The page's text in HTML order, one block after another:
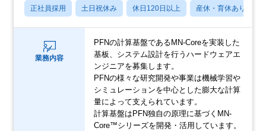
正社員採用 土日祝休み 休日120日以上 産休・育休あり
業務内容
PFNの計算基盤であるMN-Coreを実装した
基板、システム設計を行うハードウェアエ
ンジニアを募集します。
PFNの様々な研究開発や事業は機械学習や
シミュレーションを中心とした膨大な計算
量によって支えられています。
計算基盤はPFN独自の原理に基づくMN-
Core™シリーズを開発・活用しています。